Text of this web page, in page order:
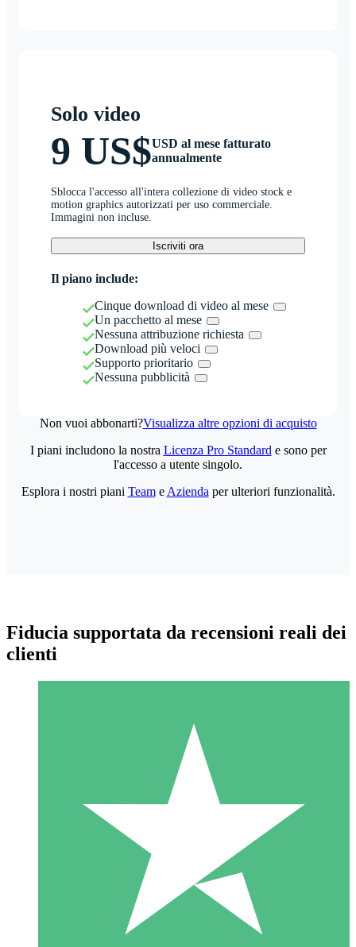
Solo video
9 US$USD al mese fatturato
annualmente
Sblocca l'accesso all'intera collezione di video stock e
motion graphics autorizzati per uso commerciale.
Immagini non incluse.
Iscriviti ora
Il piano include:
Cinque download di video al mese
Un pacchetto al mese
Nessuna attribuzione richiesta
Download più veloci
Supporto prioritario
Nessuna pubblicità
Non vuoi abbonarti?Visualizza altre opzioni di acquisto
Pacchetti di Crediti Individuali
Paga a consumo con crediti di download. Nessun impegno
1 Download
10
I piani includono la nostra Licenza Pro Standard e sono per
l'accesso a utente singolo.
Esplora i nostri piani Teame Azienda per ulteriori funzionalità.
Fiducia supportata da recensioni reali dei
clienti